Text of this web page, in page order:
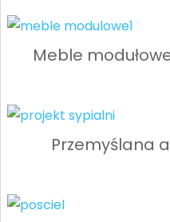
Meble
Przemyślana